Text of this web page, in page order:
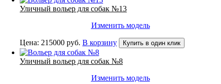
Уличный вольер для собак №13
Изменить модель
Цена: 215000 руб. В корзину Купить в один клик
Уличный вольер для собак №8
Изменить модель